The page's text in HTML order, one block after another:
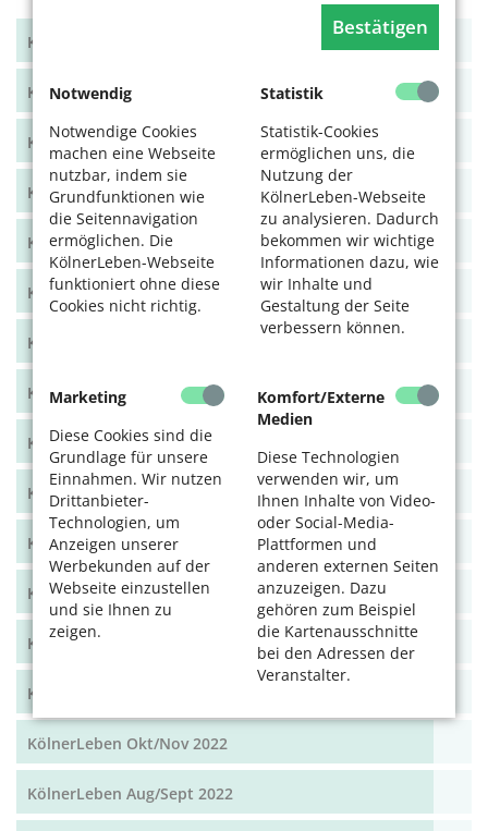
Bestätigen
Notwendig
Notwendige Cookies
machen eine Webseite
nutzbar, indem sie
Grundfunktionen wie
die Seitennavigation
ermöglichen. Die
KölnerLeben-Webseite
funktioniert ohne diese
Cookies nicht richtig.
Statistik
Statistik-Cookies
ermöglichen uns, die
Nutzung der
KölnerLeben-Webseite
zu analysieren. Dadurch
bekommen wir wichtige
Informationen dazu, wie
wir Inhalte und
Gestaltung der Seite
verbessern können.
Marketing
Diese Cookies sind die
Grundlage für unsere
Einnahmen. Wir nutzen
Drittanbieter-
Technologien, um
Anzeigen unserer
Werbekunden auf der
Webseite einzustellen
und sie Ihnen zu
zeigen.
Komfort/Externe
Medien
Diese Technologien
verwenden wir, um
Ihnen Inhalte von Video-
oder Social-Media-
Plattformen und
anderen externen Seiten
anzuzeigen. Dazu
gehören zum Beispiel
die Kartenausschnitte
bei den Adressen der
Veranstalter.
KölnerLeben Winter 2025
KölnerLeben Sommer 2025
KölnerLeben Frühjahr 2025
KölnerLeben Winter 2024/25
KölnerLeben Herbst 2024
KölnerLeben Sommer 2024
KölnerLeben Frühjahr 2024
KölnerLeben Dez/Jan/Feb 2023/24
KölnerLeben Okt/Nov 2023
KölnerLeben Aug/Sept 2023
KölnerLeben Juni/Juli 2023
KölnerLeben April/Mai 2023
KölnerLeben Feb/März 2023
KölnerLeben Dez 22/Jan 23
KölnerLeben Okt/Nov 2022
KölnerLeben Aug/Sept 2022